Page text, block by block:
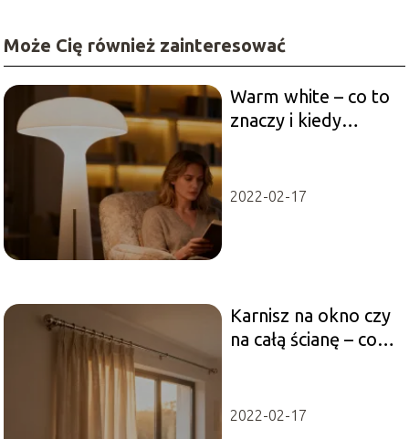
Może Cię również zainteresować
Warm white – co to
znaczy i kiedy
2022-02-17
Karnisz na okno czy
na całą ścianę – co
2022-02-17